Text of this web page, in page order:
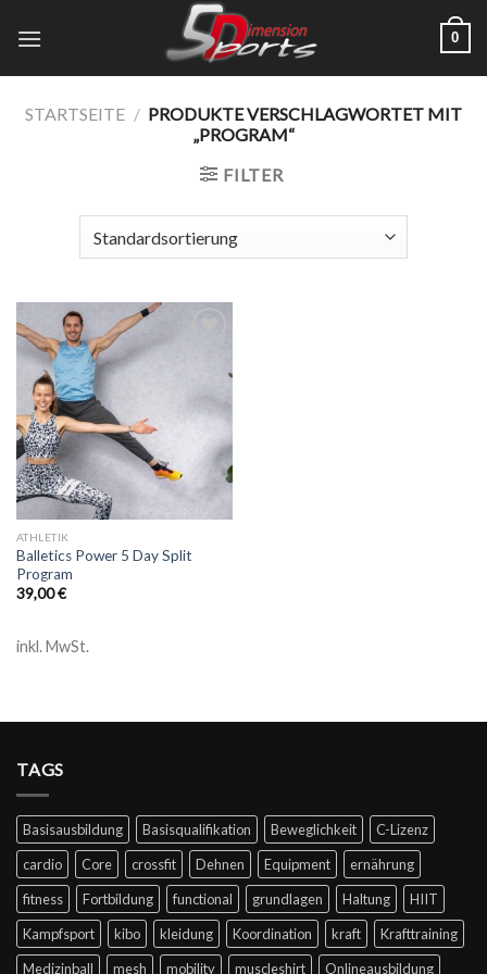
Inhalt
0
STARTSEITE / PRODUKTE VERSCHLAGWORTET MIT
„PROGRAM“
FILTER
ATHLETIK
Balletics Power 5 Day Split
Program
39,00€
inkl. MwSt.
TAGS
Basisausbildung Basisqualifikation Beweglichkeit
C-Lizenz
cardio
Core crossfit Dehnen Equipment
ernährung
fitness
Fortbildung functional grundlagen Haltung
HIIT
Kampfsport
kibo kleidung Koordination kraft
Krafttraining
Medizinball
mesh mobility muscleshirt Onlineausbildung